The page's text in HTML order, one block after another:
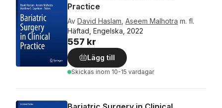
Practice
Av David Haslam Aseem Malhotra m. fl.
Häftad, Engelska, 2022
557 kr
Lägg till
Skickas inom 10-15 vardagar